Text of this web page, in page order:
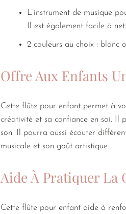
L’instrument de musique
Il est également facile à
2 couleurs au choix : blanc
Offre Aux Enfants
Cette flûte pour enfant permet à
créativité et sa confiance en soi. Il
son. Il pourra aussi écouter
musicale et son goût artistique.
Aide À Pratiquer La
Cette flûte pour enfant aide à